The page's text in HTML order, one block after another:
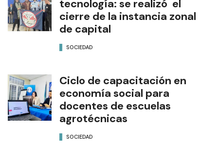
tecnología: se realizó el
cierre de la instancia zonal
de capital
SOCIEDAD
Ciclo de capacitación en
economía social para
docentes de escuelas
agrotécnicas
SOCIEDAD